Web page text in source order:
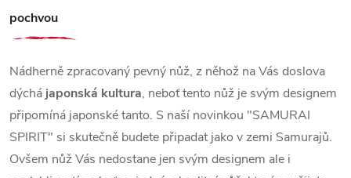
pochvou
Nádherně zpracovaný pevný nůž, z něhož na Vás doslova
dýchá japonská kultura, neboť tento nůž je svým designem
připomíná japonské tanto. S naší novinkou "SAMURAI
SPIRIT" si skutečně budete připadat jako v zemi Samurajů.
Ovšem nůž Vás nedostane jen svým designem ale i